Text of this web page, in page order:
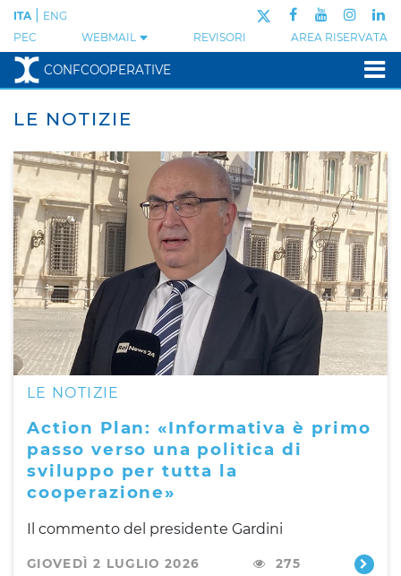
PEC WEBMAIL REVISORI AREA RISERVATA
ITA ENG
CONFCOOPERATIVE
LE NOTIZIE
LE NOTIZIE
Action Plan: «Informativa è primo
passo verso una politica di
sviluppo per tutta la
cooperazione»
Il commento del presidente Gardini
GIOVEDÌ 2 LUGLIO 2026 275